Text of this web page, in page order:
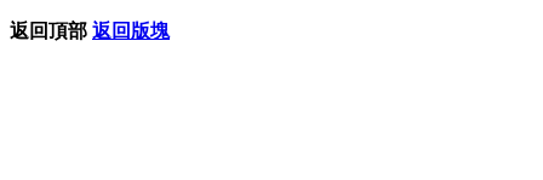
返回頂部 返回版塊